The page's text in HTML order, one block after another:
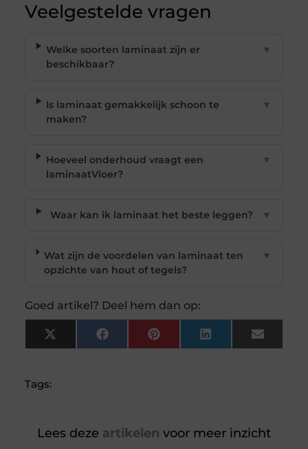
Veelgestelde vragen
Welke soorten laminaat zijn er
beschikbaar?
▼
Is laminaat gemakkelijk schoon te
maken?
▼
Hoeveel onderhoud vraagt een
laminaatVloer?
▼
Waar kan ik laminaat het beste leggen? ▼
Wat zijn de voordelen van laminaat ten
opzichte van hout of tegels?
▼
Goed artikel? Deel hem dan op:
X
(Twitter)
FacebookPinterest LinkedIn Email
Tags:
Lees deze artikelen voor meer inzicht